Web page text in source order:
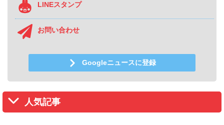
LINEスタンプ
お問い合わせ
Googleニュースに登録
人気記事